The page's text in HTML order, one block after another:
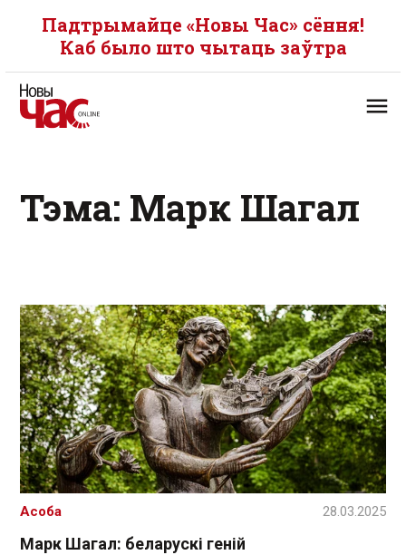
Падтрымайце «Новы Час» сёння!
Каб было што чытаць заўтра
Тэма: Марк Шагал
Марк Шагал: беларускі геній
Асоба 28.03.2025